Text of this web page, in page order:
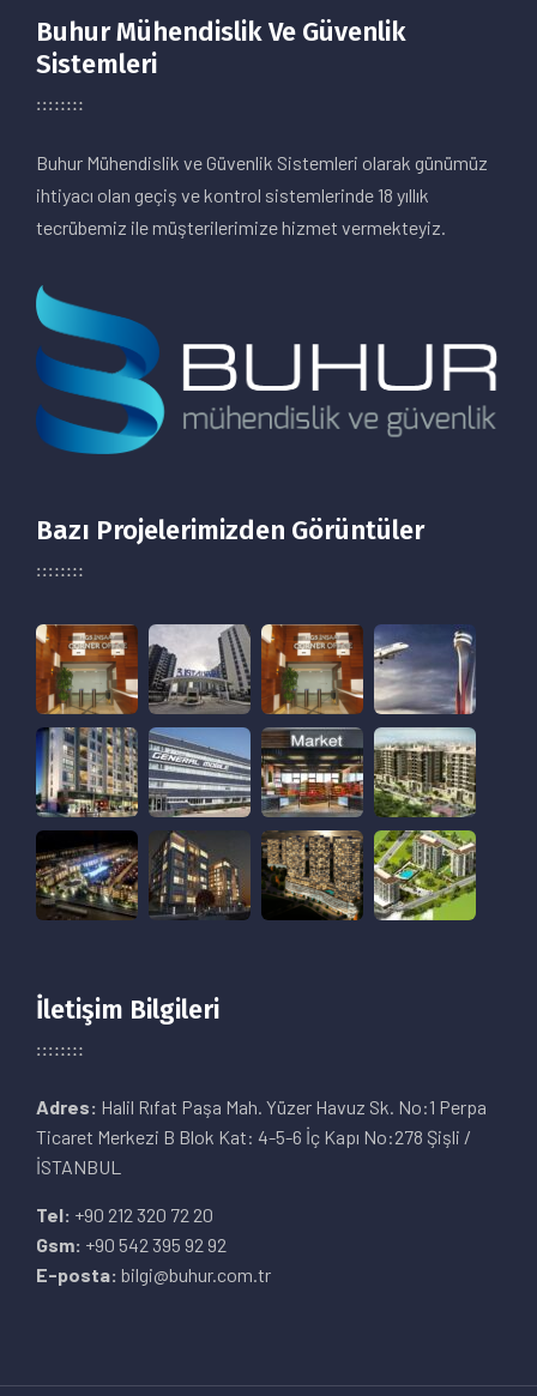
Buhur Mühendislik Ve Güvenlik
Sistemleri
Buhur Mühendislik ve Güvenlik Sistemleri olarak günümüz
ihtiyacı olan geçiş ve kontrol sistemlerinde 18 yıllık
tecrübemiz ile müşterilerimize hizmet vermekteyiz.
Bazı Projelerimizden Görüntüler
İletişim Bilgileri
Adres: Halil Rıfat Paşa Mah. Yüzer Havuz Sk. No:1 Perpa
Ticaret Merkezi B Blok Kat: 4-5-6 İç Kapı No:278 Şişli /
İSTANBUL
Tel: +90 212 320 72 20
Gsm: +90 542 395 92 92
E-posta: bilgi@buhur.com.tr